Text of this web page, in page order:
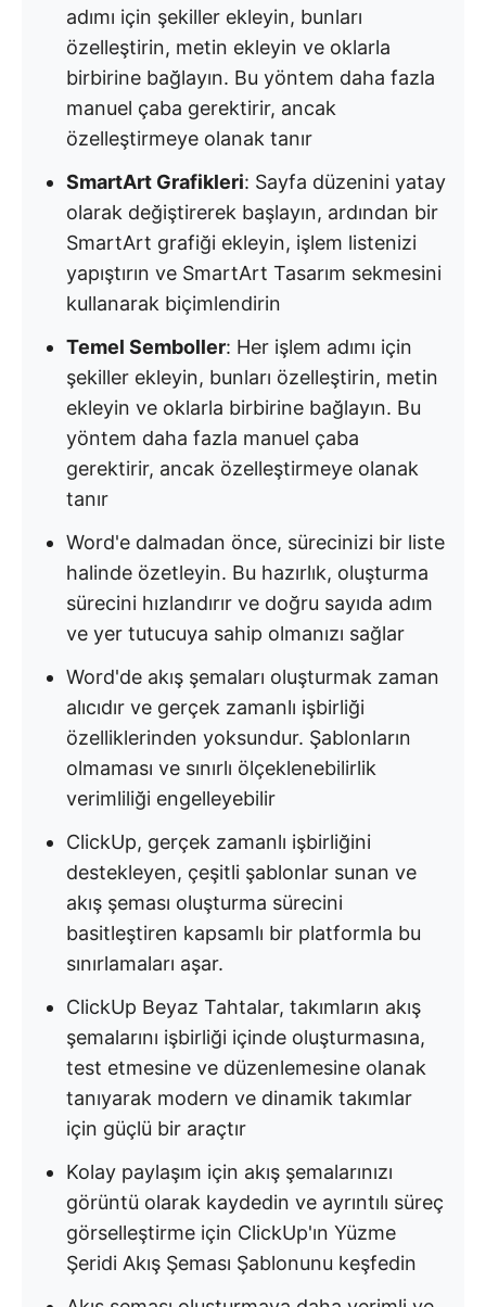
adımı için şekiller ekleyin, bunları
özelleştirin, metin ekleyin ve oklarla
birbirine bağlayın. Bu yöntem daha fazla
manuel çaba gerektirir, ancak
özelleştirmeye olanak tanır
SmartArt Grafikleri: Sayfa düzenini yatay
olarak değiştirerek başlayın, ardından bir
SmartArt grafiği ekleyin, işlem listenizi
yapıştırın ve SmartArt Tasarım sekmesini
kullanarak biçimlendirin
Temel Semboller: Her işlem adımı için
şekiller ekleyin, bunları özelleştirin, metin
ekleyin ve oklarla birbirine bağlayın. Bu
yöntem daha fazla manuel çaba
gerektirir, ancak özelleştirmeye olanak
tanır
Word'e dalmadan önce, sürecinizi bir liste
halinde özetleyin. Bu hazırlık, oluşturma
sürecini hızlandırır ve doğru sayıda adım
ve yer tutucuya sahip olmanızı sağlar
Word'de akış şemaları oluşturmak zaman
alıcıdır ve gerçek zamanlı işbirliği
özelliklerinden yoksundur. Şablonların
olmaması ve sınırlı ölçeklenebilirlik
verimliliği engelleyebilir
ClickUp, gerçek zamanlı işbirliğini
destekleyen, çeşitli şablonlar sunan ve
akış şeması oluşturma sürecini
basitleştiren kapsamlı bir platformla bu
sınırlamaları aşar.
ClickUp Beyaz Tahtalar, takımların akış
şemalarını işbirliği içinde oluşturmasına,
test etmesine ve düzenlemesine olanak
tanıyarak modern ve dinamik takımlar
için güçlü bir araçtır
Kolay paylaşım için akış şemalarınızı
görüntü olarak kaydedin ve ayrıntılı süreç
görselleştirme için ClickUp'ın Yüzme
Şeridi Akış Şeması Şablonunu keşfedin